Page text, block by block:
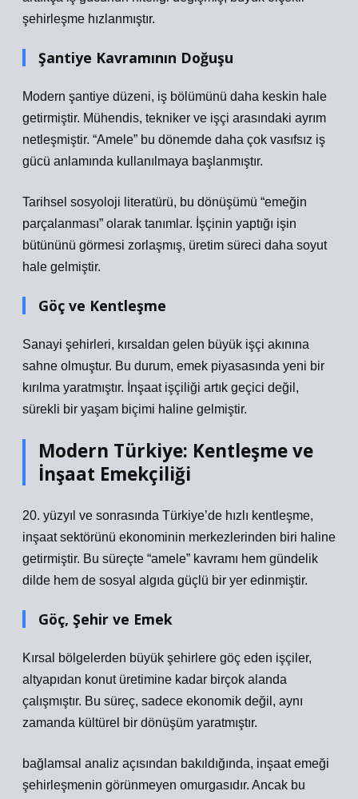
şehirleşme hızlanmıştır.
Şantiye Kavramının Doğuşu
Modern şantiye düzeni, iş bölümünü daha keskin hale
getirmiştir. Mühendis, tekniker ve işçi arasındaki ayrım
netleşmiştir. “Amele” bu dönemde daha çok vasıfsız iş
gücü anlamında kullanılmaya başlanmıştır.
Tarihsel sosyoloji literatürü, bu dönüşümü “emeğin
parçalanması” olarak tanımlar. İşçinin yaptığı işin
bütününü görmesi zorlaşmış, üretim süreci daha soyut
hale gelmiştir.
Göç ve Kentleşme
Sanayi şehirleri, kırsaldan gelen büyük işçi akınına
sahne olmuştur. Bu durum, emek piyasasında yeni bir
kırılma yaratmıştır. İnşaat işçiliği artık geçici değil,
sürekli bir yaşam biçimi haline gelmiştir.
Modern Türkiye: Kentleşme ve
İnşaat Emekçiliği
20. yüzyıl ve sonrasında Türkiye’de hızlı kentleşme,
inşaat sektörünü ekonominin merkezlerinden biri haline
getirmiştir. Bu süreçte “amele” kavramı hem gündelik
dilde hem de sosyal algıda güçlü bir yer edinmiştir.
Göç, Şehir ve Emek
Kırsal bölgelerden büyük şehirlere göç eden işçiler,
altyapıdan konut üretimine kadar birçok alanda
çalışmıştır. Bu süreç, sadece ekonomik değil, aynı
zamanda kültürel bir dönüşüm yaratmıştır.
bağlamsal analiz açısından bakıldığında, inşaat emeği
şehirleşmenin görünmeyen omurgasıdır. Ancak bu